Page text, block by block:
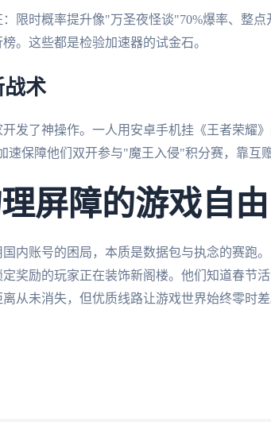
限时概率提升像"万圣夜怪谈"70%爆率、整
。这些都是检验加速器的试金石。
战术
发了神操作。一人用安卓手机挂《王者荣耀
速保障他们双开参与"魔王入侵"积分赛，靠互
屏障的游戏自由
内账号的困局，本质是数据包与执念的赛跑
奖励的玩家正在装饰新阁楼。他们知道春节
从未消失，但优质线路让游戏世界始终零时差